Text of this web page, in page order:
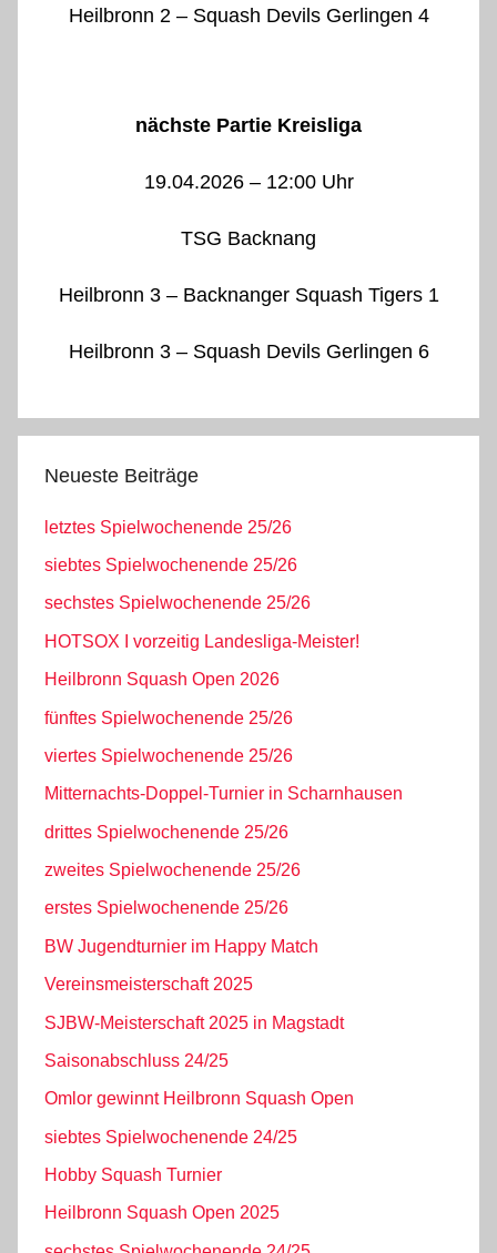
Heilbronn 2 – Squash Devils Gerlingen 4
nächste Partie Kreisliga
19.04.2026 – 12:00 Uhr
TSG Backnang
Heilbronn 3 – Backnanger Squash Tigers 1
Heilbronn 3 – Squash Devils Gerlingen 6
Neueste Beiträge
letztes Spielwochenende 25/26
siebtes Spielwochenende 25/26
sechstes Spielwochenende 25/26
HOTSOX I vorzeitig Landesliga-Meister!
Heilbronn Squash Open 2026
fünftes Spielwochenende 25/26
viertes Spielwochenende 25/26
Mitternachts-Doppel-Turnier in Scharnhausen
drittes Spielwochenende 25/26
zweites Spielwochenende 25/26
erstes Spielwochenende 25/26
BW Jugendturnier im Happy Match
Vereinsmeisterschaft 2025
SJBW-Meisterschaft 2025 in Magstadt
Saisonabschluss 24/25
Omlor gewinnt Heilbronn Squash Open
siebtes Spielwochenende 24/25
Hobby Squash Turnier
Heilbronn Squash Open 2025